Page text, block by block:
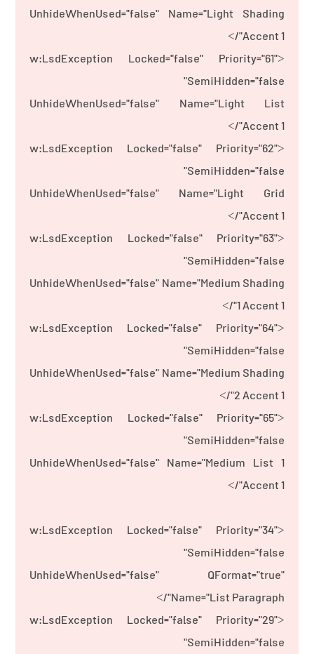
UnhideWhenUsed="false" Name="Light Shading
Accent 1"/>
<w:LsdException Locked="false" Priority="61"
SemiHidden="false"
UnhideWhenUsed="false" Name="Light List
Accent 1"/>
<w:LsdException Locked="false" Priority="62"
SemiHidden="false"
UnhideWhenUsed="false" Name="Light Grid
Accent 1"/>
<w:LsdException Locked="false" Priority="63"
SemiHidden="false"
UnhideWhenUsed="false" Name="Medium Shading
1 Accent 1"/>
<w:LsdException Locked="false" Priority="64"
SemiHidden="false"
UnhideWhenUsed="false" Name="Medium Shading
2 Accent 1"/>
<w:LsdException Locked="false" Priority="65"
SemiHidden="false"
UnhideWhenUsed="false" Name="Medium List 1
Accent 1"/>
<w:LsdException Locked="false" Priority="34"
SemiHidden="false"
UnhideWhenUsed="false" QFormat="true"
Name="List Paragraph"/>
<w:LsdException Locked="false" Priority="29"
SemiHidden="false"